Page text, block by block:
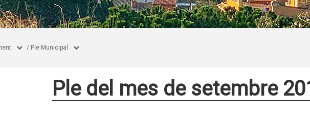
/ Ple Municipal
Ple del mes de setembre